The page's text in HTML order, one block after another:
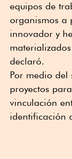
equipos de
organismos a
innovador y
declaró.
Por medio del
proyectos
vinculación
identificación